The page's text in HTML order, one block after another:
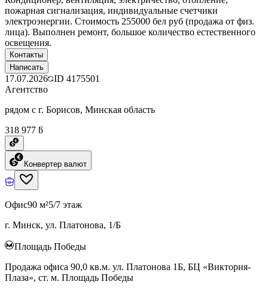
пожарная сигнализация, индивидуальные счетчики
электроэнергии. Стоимость 255000 бел руб (продажа от физ.
лица). Выполнен ремонт, большое количество естественного
освещения.
Контакты
Написать
17.07.2026 ID 4175501
Агентство
рядом с г. Борисов, Минская область
318 977 ƃ
Конвертер валют
Офис90 м²5/7 этаж
г. Минск, ул. Платонова, 1/Б
Площадь Победы
Продажа офиса 90,0 кв.м. ул. Платонова 1Б, БЦ «Виктория-
Плаза», ст. м. Площадь Победы